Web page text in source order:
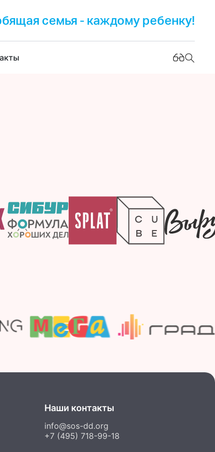
семья - каждому ребенку!
Наши контакты
info@sos-dd.org
+7 (495) 718-99-18